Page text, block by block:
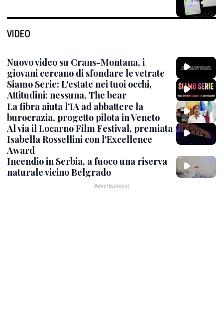
VIDEO
Nuovo video su Crans-Montana, i
giovani cercano di sfondare le vetrate
Siamo Serie: L'estate nei tuoi occhi,
Attitudini: nessuna, The bear
La fibra aiuta l'IA ad abbattere la
burocrazia, progetto pilota in Veneto
Al via il Locarno Film Festival, premiata
Isabella Rossellini con l'Excellence
Award
Incendio in Serbia, a fuoco una riserva
naturale vicino Belgrado